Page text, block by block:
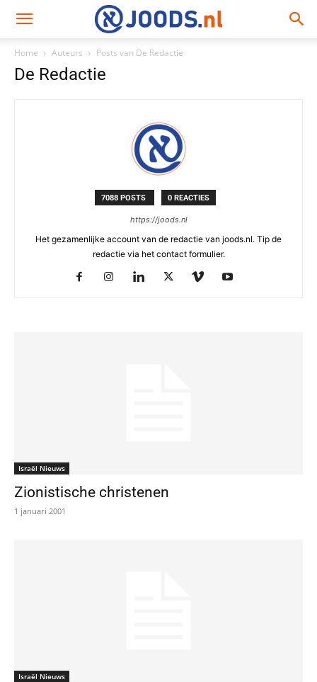
Home Auteurs Posts van De Redactie
De Redactie
7088 POSTS 0 REACTIES
https://joods.nl
Het gezamenlijke account van de redactie van joods.nl. Tip de
redactie via het contact formulier.
Israël Nieuws
Zionistische christenen
1 januari 2001
Israël Nieuws